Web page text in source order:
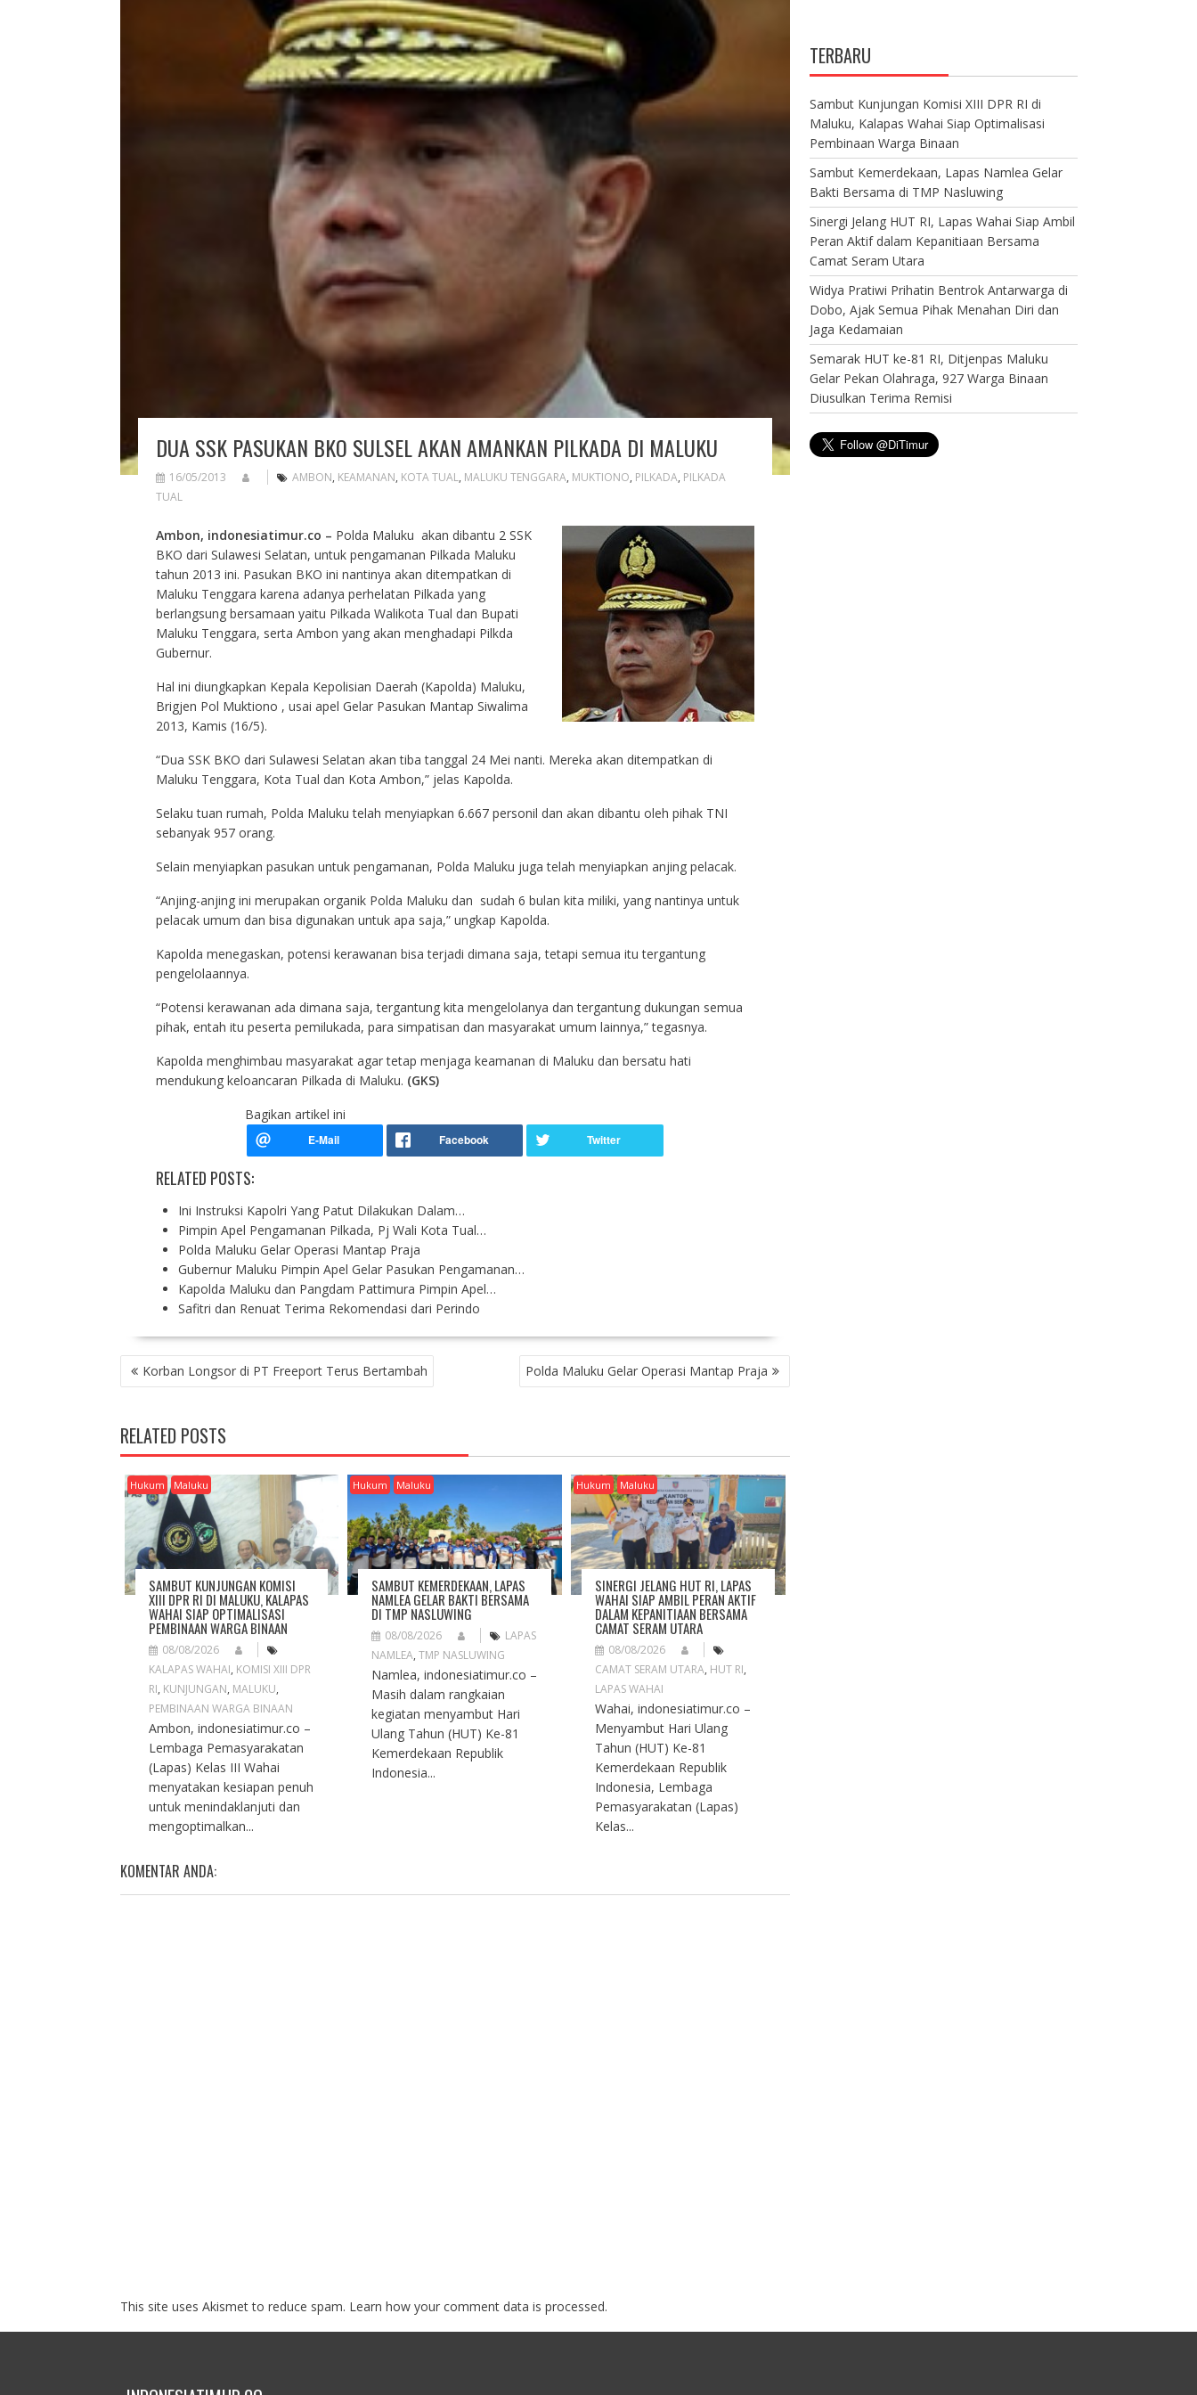
DUA SSK PASUKAN BKO SULSEL AKAN AMANKAN PILKADA DI MALUKU
16/05/2013 AMBON, KEAMANAN, KOTA TUAL, MALUKU TENGGARA, MUKTIONO, PILKADA, PILKADA
TUAL
Ambon, indonesiatimur.co – Polda Maluku akan dibantu 2 SSK
BKO dari Sulawesi Selatan, untuk pengamanan Pilkada Maluku
tahun 2013 ini. Pasukan BKO ini nantinya akan ditempatkan di
Maluku Tenggara karena adanya perhelatan Pilkada yang
berlangsung bersamaan yaitu Pilkada Walikota Tual dan Bupati
Maluku Tenggara, serta Ambon yang akan menghadapi Pilkda
Gubernur.
Hal ini diungkapkan Kepala Kepolisian Daerah (Kapolda) Maluku,
Brigjen Pol Muktiono , usai apel Gelar Pasukan Mantap Siwalima
2013, Kamis (16/5).
“Dua SSK BKO dari Sulawesi Selatan akan tiba tanggal 24 Mei nanti. Mereka akan ditempatkan di
Maluku Tenggara, Kota Tual dan Kota Ambon,” jelas Kapolda.
Selaku tuan rumah, Polda Maluku telah menyiapkan 6.667 personil dan akan dibantu oleh pihak TNI
sebanyak 957 orang.
Selain menyiapkan pasukan untuk pengamanan, Polda Maluku juga telah menyiapkan anjing pelacak.
“Anjing-anjing ini merupakan organik Polda Maluku dan sudah 6 bulan kita miliki, yang nantinya untuk
pelacak umum dan bisa digunakan untuk apa saja,” ungkap Kapolda.
Kapolda menegaskan, potensi kerawanan bisa terjadi dimana saja, tetapi semua itu tergantung
pengelolaannya.
“Potensi kerawanan ada dimana saja, tergantung kita mengelolanya dan tergantung dukungan semua
pihak, entah itu peserta pemilukada, para simpatisan dan masyarakat umum lainnya,” tegasnya.
Kapolda menghimbau masyarakat agar tetap menjaga keamanan di Maluku dan bersatu hati
mendukung keloancaran Pilkada di Maluku. (GKS)
Bagikan artikel ini
RELATED POSTS:
Ini Instruksi Kapolri Yang Patut Dilakukan Dalam…
Pimpin Apel Pengamanan Pilkada, Pj Wali Kota Tual…
Polda Maluku Gelar Operasi Mantap Praja
Gubernur Maluku Pimpin Apel Gelar Pasukan Pengamanan…
Kapolda Maluku dan Pangdam Pattimura Pimpin Apel…
Safitri dan Renuat Terima Rekomendasi dari Perindo
P
O
T
N
A
V
G
A
T
O
Korban Longsor di PT Freeport Terus Bertambah Polda Maluku Gelar Operasi Mantap Praja
RELATED POSTS
Hukum Maluku
SAMBUT KUNJUNGAN KOMISI
XIII DPR RI DI MALUKU, KALAPAS
WAHAI SIAP OPTIMALISASI
PEMBINAAN WARGA BINAAN
08/08/2026
KALAPAS WAHAI, KOMISI XIII DPR
RI, KUNJUNGAN, MALUKU,
PEMBINAAN WARGA BINAAN
Ambon, indonesiatimur.co –
Lembaga Pemasyarakatan
(Lapas) Kelas III Wahai
menyatakan kesiapan penuh
untuk menindaklanjuti dan
mengoptimalkan...
Hukum Maluku
SAMBUT KEMERDEKAAN, LAPAS
NAMLEA GELAR BAKTI BERSAMA
DI TMP NASLUWING
08/08/2026
LAPAS
NAMLEA,TMP NASLUWING
Namlea, indonesiatimur.co –
Masih dalam rangkaian
kegiatan menyambut Hari
Ulang Tahun (HUT) Ke-81
Kemerdekaan Republik
Indonesia...
Hukum Maluku
SINERGI JELANG HUT RI, LAPAS
WAHAI SIAP AMBIL PERAN AKTIF
DALAM KEPANITIAAN BERSAMA
CAMAT SERAM UTARA
08/08/2026
CAMAT SERAM UTARA, HUT RI,
LAPAS WAHAI
Wahai, indonesiatimur.co –
Menyambut Hari Ulang
Tahun (HUT) Ke-81
Kemerdekaan Republik
Indonesia, Lembaga
Pemasyarakatan (Lapas)
Kelas...
KOMENTAR ANDA:
This site uses Akismet to reduce spam. Learn how your comment data is processed.
TERBARU
Sambut Kunjungan Komisi XIII DPR RI di
Maluku, Kalapas Wahai Siap Optimalisasi
Pembinaan Warga Binaan
Sambut Kemerdekaan, Lapas Namlea Gelar
Bakti Bersama di TMP Nasluwing
Sinergi Jelang HUT RI, Lapas Wahai Siap Ambil
Peran Aktif dalam Kepanitiaan Bersama
Camat Seram Utara
Widya Pratiwi Prihatin Bentrok Antarwarga di
Dobo, Ajak Semua Pihak Menahan Diri dan
Jaga Kedamaian
Semarak HUT ke-81 RI, Ditjenpas Maluku
Gelar Pekan Olahraga, 927 Warga Binaan
Diusulkan Terima Remisi